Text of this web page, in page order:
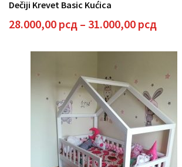
Dečiji Krevet Basic Kućica
28.000,00 рсд – 31.000,00 рсд
od
do